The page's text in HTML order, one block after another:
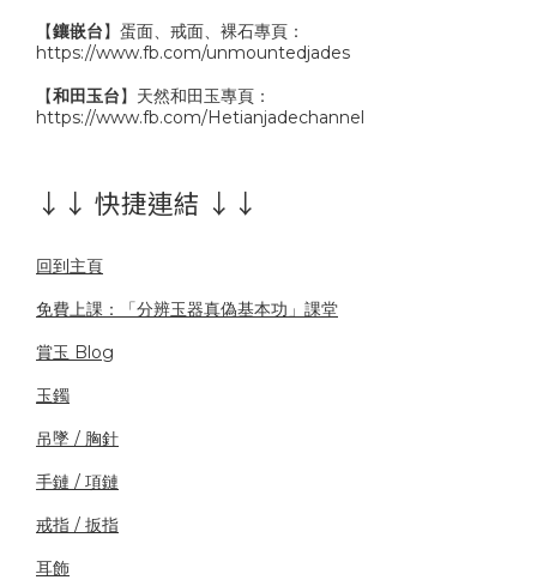
【鑲嵌台】蛋面、戒面、裸石專頁：
https://www.fb.com/unmountedjades
【和田玉台】天然和田玉專頁：
https://www.fb.com/Hetianjadechannel
↓↓ 快捷連結 ↓↓
回到主頁
免費上課：「分辨玉器真偽基本功」課堂
賞玉 Blog
玉鐲
吊墜 / 胸針
手鏈 / 項鏈
戒指 / 扳指
耳飾